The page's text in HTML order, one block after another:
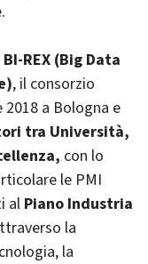
BI-REX (Big Data
, il consorzio
a Bologna e
tra Università,
con lo
le PMI
al Piano Industria
la
la